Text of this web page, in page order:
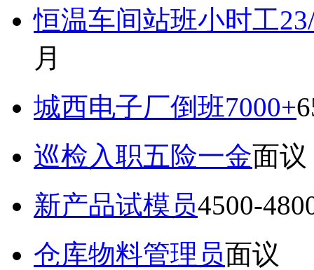
恒温车间站班小时工
月
城西电子厂倒班7000+
巡检入职五险一金面议
新产品试模员4500-
仓库物料管理员面议